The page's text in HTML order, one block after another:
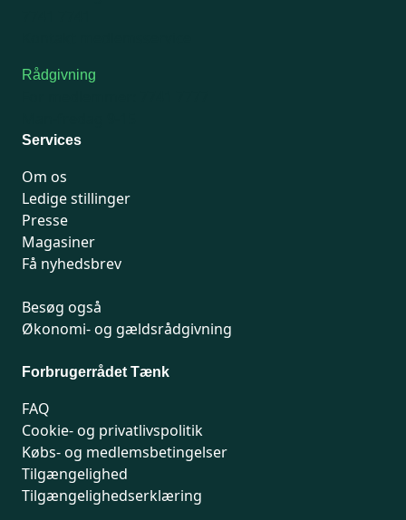
Rådgivning
Services
Om os
Ledige stillinger
Presse
Magasiner
Få nyhedsbrev
Besøg også
Økonomi- og gældsrådgivning
Forbrugerrådet Tænk
FAQ
Cookie- og privatlivspolitik
Købs- og medlemsbetingelser
Tilgængelighed
Tilgængelighedserklæring